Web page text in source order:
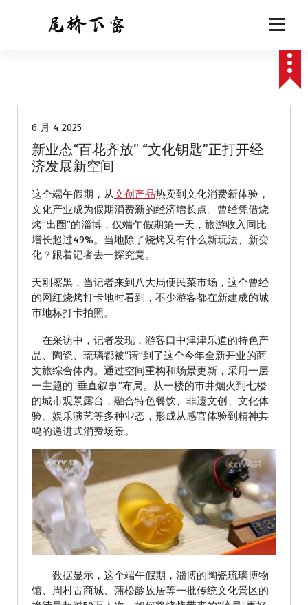
6 月 4 2025
新业态“百花齐放” “文化钥匙”正打开经
济发展新空间
这个端午假期，从文创产品热卖到文化消费新体验，
文化产业成为假期消费新的经济增长点。曾经凭借烧
烤“出圈”的淄博，仅端午假期第一天，旅游收入同比
增长超过49%。当地除了烧烤又有什么新玩法、新变
化？跟着记者去一探究竟。
天刚擦黑，当记者来到八大局便民菜市场，这个曾经
的网红烧烤打卡地时看到，不少游客都在新建成的城
市地标打卡拍照。
在采访中，记者发现，游客口中津津乐道的特色产
品、陶瓷、琉璃都被“请”到了这个今年全新开业的商
文旅综合体内。通过空间重构和场景更新，采用一层
一主题的“垂直叙事”布局。从一楼的市井烟火到七楼
的城市观景露台，融合特色餐饮、非遗文创、文化体
验、娱乐演艺等多种业态，形成从感官体验到精神共
鸣的递进式消费场景。
数据显示，这个端午假期，淄博的陶瓷琉璃博物
馆、周村古商城、蒲松龄故居等一批传统文化景区的